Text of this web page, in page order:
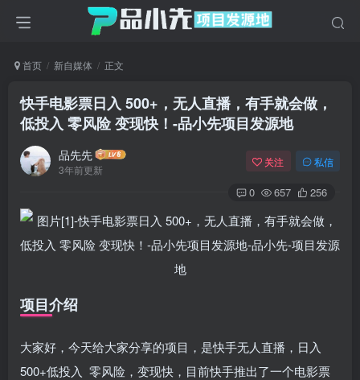
首页 新自媒体 正文
快手电影票日入 500+，无人直播，有手就会做，
低投入 零风险 变现快！ -品小先项目发源地
品先先
3年前更新
关注 私信
0 657 256
项目介绍
大家好，今天给大家分享的项目，是快手无人直播，日入
500+低投入 零风险，变现快，目前快手推出了一个电影票